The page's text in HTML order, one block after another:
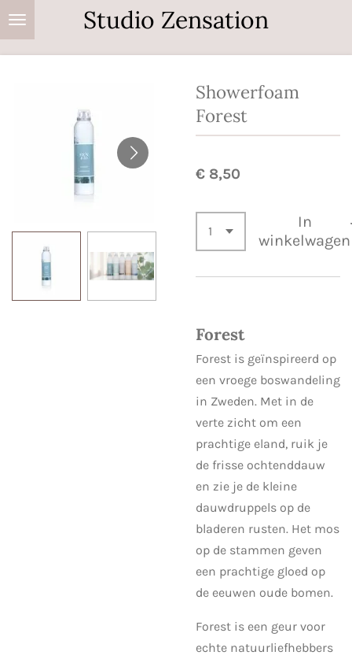
Ga
direct
Studio Zensation
Showerfoam
Forest
€ 8,50
In
winkelwagen
Forest
Forest is geïnspireerd op
een vroege boswandeling
in Zweden. Met in de
verte zicht om een
prachtige eland, ruik je
de frisse ochtenddauw
en zie je de kleine
dauwdruppels op de
bladeren rusten. Het mos
op de stammen geven
een prachtige gloed op
de eeuwen oude bomen.
Forest is een geur voor
echte natuurliefhebbers